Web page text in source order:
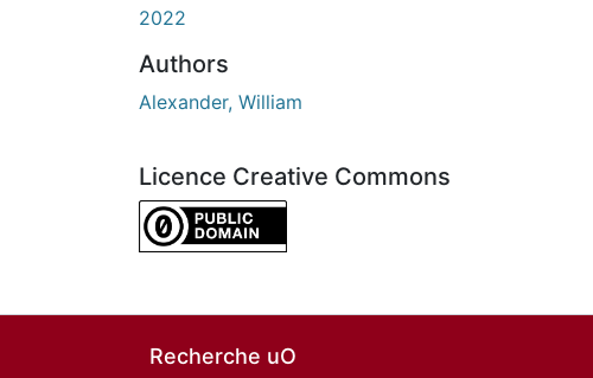
2022
Authors
Alexander, William
Licence Creative Commons
CC0 1.0 Universal
Recherche uO